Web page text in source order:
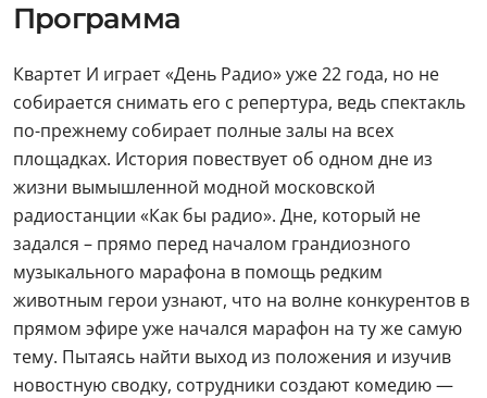
Программа
Квартет И играет «День Радио» уже 22 года, но не
собирается снимать его с репертура, ведь спектакль
по-прежнему собирает полные залы на всех
площадках. История повествует об одном дне из
жизни вымышленной модной московской
радиостанции «Как бы радио». Дне, который не
задался – прямо перед началом грандиозного
музыкального марафона в помощь редким
животным герои узнают, что на волне конкурентов в
прямом эфире уже начался марафон на ту же самую
тему. Пытаясь найти выход из положения и изучив
новостную сводку, сотрудники создают комедию —